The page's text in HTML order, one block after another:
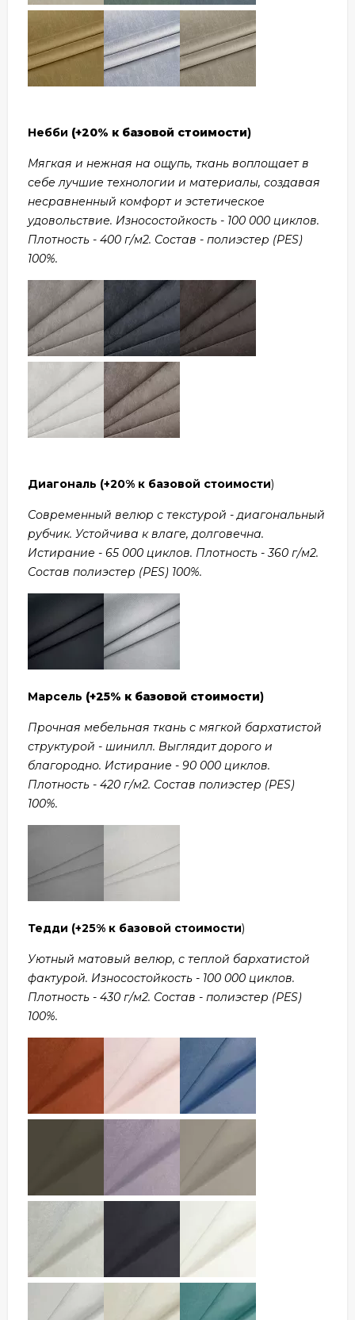
Небби (+20% к базовой стоимости)
Мягкая и нежная на ощупь, ткань воплощает в
себе лучшие технологии и материалы, создавая
несравненный комфорт и эстетическое
удовольствие. Износостойкость - 100 000 циклов.
Плотность - 400 г/м2. Состав - полиэстер (PES)
100%.
Диагональ (+20% к базовой стоимости)
Современный велюр с текстурой - диагональный
рубчик. Устойчива к влаге, долговечна.
Истирание - 65 000 циклов. Плотность - 360 г/м2.
Состав полиэстер (PES) 100%.
Марсель (+25% к базовой стоимости)
Прочная мебельная ткань с мягкой бархатистой
структурой - шинилл. Выглядит дорого и
благородно. Истирание - 90 000 циклов.
Плотность - 420 г/м2. Состав полиэстер (PES)
100%.
Тедди (+25% к базовой стоимости)
Уютный матовый велюр, с теплой бархатистой
фактурой. Износостойкость - 100 000 циклов.
Плотность - 430 г/м2. Состав - полиэстер (PES)
100%.